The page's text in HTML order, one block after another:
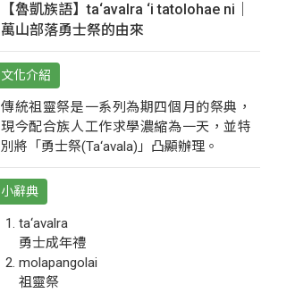
【魯凱族語】ta‘avalra ‘i tatolohae ni｜
萬山部落勇士祭的由來
文化介紹
傳統祖靈祭是一系列為期四個月的祭典，
現今配合族人工作求學濃縮為一天，並特
別將「勇士祭(Ta‘avala)」凸顯辦理。
小辭典
ta‘avalra
勇士成年禮
molapangolai
祖靈祭